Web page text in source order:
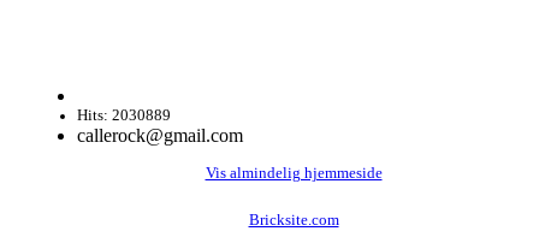
Hits: 2030889
callerock@gmail.com
Vis almindelig hjemmeside
Bricksite.com